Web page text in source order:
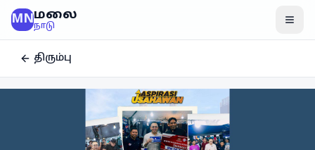
MNமலை
நாடு
திரும்பு